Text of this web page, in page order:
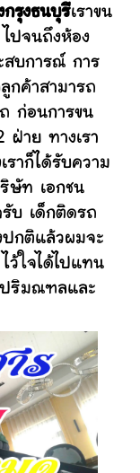
กรุงธนบุรีเราขน
ปจนถึงห้อง
สบการณ์ การ
กค้าสามารถ
ก่อนการขน
ฝ่าย ทางเรา
าก็ได้รับความ
ษัท เอกชน
บ เด็กติดรถ
ปกติแล้วผมจะ
ว้ใจได้ไปแทน
ปริมณฑลและ